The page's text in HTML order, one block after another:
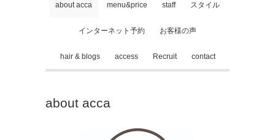
about acca menu&price staff スタイル
インターネット予約 お客様の声
hair & blogs access Recruit contact
about acca